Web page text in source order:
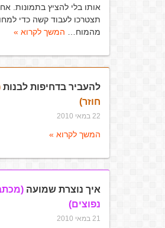
אותו בלי להציץ בתמונות.
תצטרכו לעבוד קשה כדי
מהמוח… המשך לקרוא »
להעביר בדחיפות לבנות
חוזר)
22 במאי 2010
המשך לקרוא »
איך נוצרת שמועה
נפוצים)
21 במאי 2010